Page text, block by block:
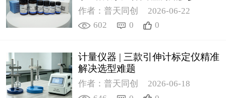
作者：普天同创
2026-06-22
602
0 0
计量仪器 | 三款引伸计标定仪精准
解决选型难题
作者：普天同创
2026-06-18